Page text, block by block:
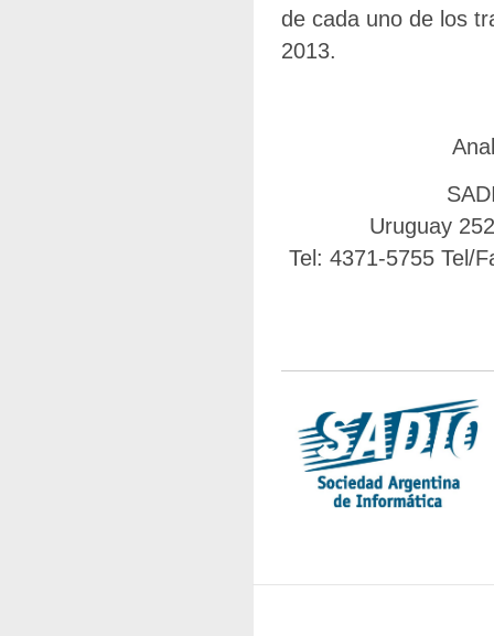
de cada uno de los
2013.
Uruguay
Tel: 4371-5755 Tel/